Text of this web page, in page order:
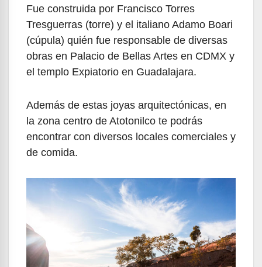
Fue construida por Francisco Torres
Tresguerras (torre) y el italiano Adamo Boari
(cúpula) quién fue responsable de diversas
obras en Palacio de Bellas Artes en CDMX y
el templo Expiatorio en Guadalajara.
Además de estas joyas arquitectónicas, en
la zona centro de Atotonilco te podrás
encontrar con diversos locales comerciales y
de comida.